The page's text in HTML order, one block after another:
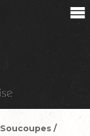
Soucoupes /